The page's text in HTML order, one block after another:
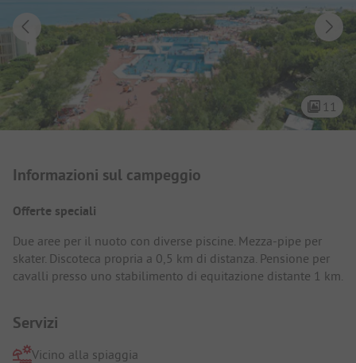
11
Informazioni sul campeggio
Offerte speciali
Due aree per il nuoto con diverse piscine. Mezza-pipe per
skater. Discoteca propria a 0,5 km di distanza. Pensione per
cavalli presso uno stabilimento di equitazione distante 1 km.
Servizi
Vicino alla spiaggia